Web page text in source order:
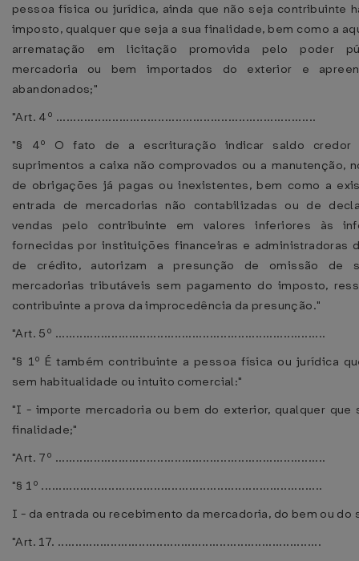
pessoa física ou jurídica, ainda que não seja contribuinte
imposto, qualquer que seja a sua finalidade, bem como a
arrematação em licitação promovida pelo poder
mercadoria ou bem importados do exterior e
abandonados;"
"Art. 4º ..........................................................................
"§ 4º O fato de a escrituração indicar saldo credor
suprimentos a caixa não comprovados ou a manutenção,
de obrigações já pagas ou inexistentes, bem como a
entrada de mercadorias não contabilizadas ou de
vendas pelo contribuinte em valores inferiores às
fornecidas por instituições financeiras e administradoras
de crédito, autorizam a presunção de omissão de
mercadorias tributáveis sem pagamento do imposto,
contribuinte a prova da improcedência da presunção."
"Art. 5º .............................................................................
"§ 1º É também contribuinte a pessoa física ou jurídica
sem habitualidade ou intuito comercial:"
"I - importe mercadoria ou bem do exterior, qualquer que
finalidade;"
"Art. 7º .............................................................................
"§ 1º ................................................................................
I - da entrada ou recebimento da mercadoria, do bem ou do
"Art. 17. ...........................................................................